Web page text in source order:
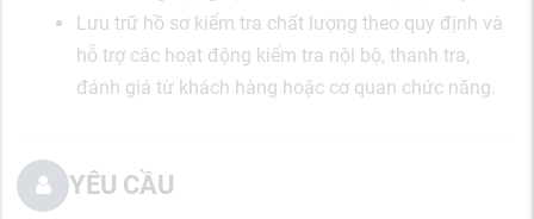
Lưu trữ hồ sơ kiểm tra chất lượng theo quy định và
hỗ trợ các hoạt động kiểm tra nội bộ, thanh tra,
đánh giá từ khách hàng hoặc cơ quan chức năng.
YÊU CẦU